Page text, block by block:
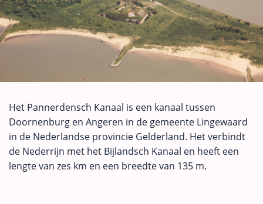
Het Pannerdensch Kanaal is een kanaal tussen
Doornenburg en Angeren in de gemeente Lingewaard
in de Nederlandse provincie Gelderland. Het verbindt
de Nederrijn met het Bijlandsch Kanaal en heeft een
lengte van zes km en een breedte van 135 m.